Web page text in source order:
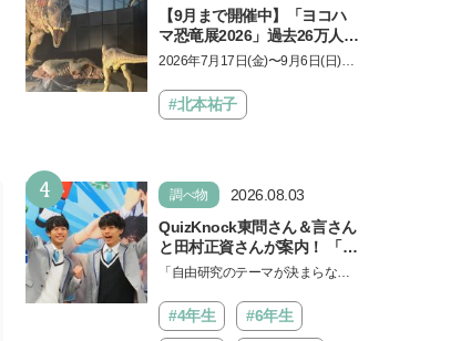
【9月まで開催中】「ヨコハ
マ恐竜展2026」過去26万人を
動員した恐竜展が9年ぶりに
しむポイントを完全ガイド
2026年7月17日(金)〜9月6日(日)、
「ヨコハマ恐竜展2026〜恐竜の食
卓大図鑑〜」が開催…
#北本祐子
4 調べ物
2026.08.03
QuizKnock東問さん＆言さん
と田村正資さんが案内！ 「よ
みうりランド」で遊びながら
ントが開催
「自由研究のテーマが決まらな
ントをくれるイベントが、よみう
りランド「グッジョバ!!…
#4年生 #6年生